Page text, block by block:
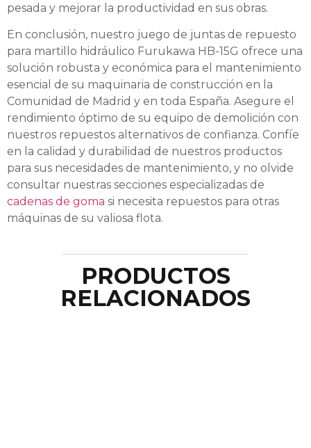
pesada y mejorar la productividad en sus obras.
En conclusión, nuestro juego de juntas de repuesto
para martillo hidráulico Furukawa HB-15G ofrece una
solución robusta y económica para el mantenimiento
esencial de su maquinaria de construcción en la
Comunidad de Madrid y en toda España. Asegure el
rendimiento óptimo de su equipo de demolición con
nuestros repuestos alternativos de confianza. Confíe
en la calidad y durabilidad de nuestros productos
para sus necesidades de mantenimiento, y no olvide
consultar nuestras secciones especializadas de
cadenas de goma si necesita repuestos para otras
máquinas de su valiosa flota.
PRODUCTOS
RELACIONADOS